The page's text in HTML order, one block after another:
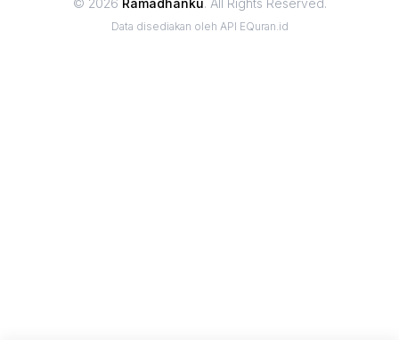
© 2026 Ramadhanku. All Rights Reserved.
Data disediakan oleh API EQuran.id